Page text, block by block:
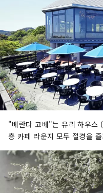
"베란다 고베"는 유리 하우스
층 카페 라운지 모두 절경을